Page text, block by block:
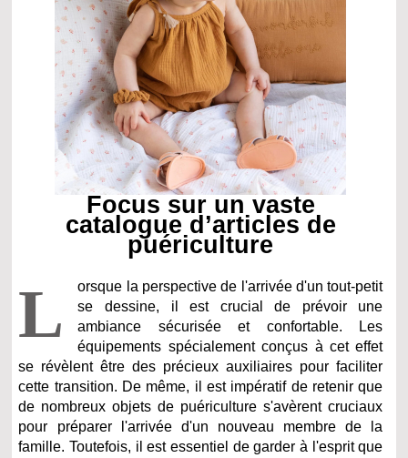
Focus sur un vaste
catalogue d’articles de
puériculture
L
orsque la perspective de l'arrivée d'un tout-petit
se dessine, il est crucial de prévoir une
ambiance sécurisée et confortable. Les
équipements spécialement conçus à cet effet
se révèlent être des précieux auxiliaires pour faciliter
cette transition. De même, il est impératif de retenir que
de nombreux objets de puériculture s'avèrent cruciaux
pour préparer l'arrivée d'un nouveau membre de la
famille. Toutefois, il est essentiel de garder à l'esprit que